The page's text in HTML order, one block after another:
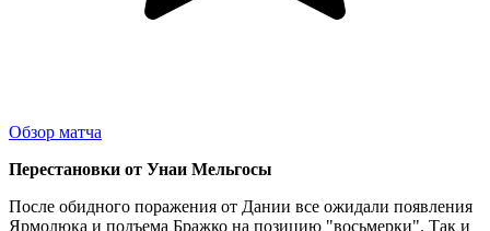
Обзор матча
Перестановки от Унаи Мельгосы
После обидного поражения от Дании все ожидали появления
Ярмолюка и подъема Бражко на позицию "восьмерки". Так и